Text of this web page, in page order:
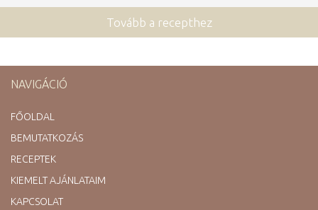
Tovább a recepthez
NAVIGÁCIÓ
FŐOLDAL
BEMUTATKOZÁS
RECEPTEK
KIEMELT AJÁNLATAIM
KAPCSOLAT